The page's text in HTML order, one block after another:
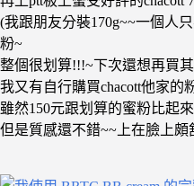
(我跟朋友分裝170g~~一個人
粉~
整個很划算!!!~下次還想再買
我又有自行購買chacott他家的
雖然150元跟划算的蜜粉比起
但是質感還不錯~~上在臉上頗